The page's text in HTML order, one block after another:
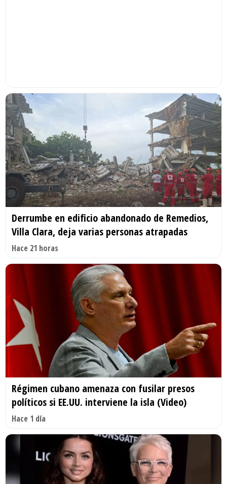
Derrumbe en edificio abandonado de Remedios,
Villa Clara, deja varias personas atrapadas
Hace 21 horas
Régimen cubano amenaza con fusilar presos
políticos si EE.UU. interviene la isla (Video)
Hace 1 día